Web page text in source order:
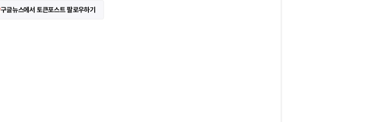
구글뉴스에서 토큰포스트 팔로우하기